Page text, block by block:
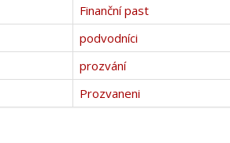
Finanční past
podvodníci
prozvání
Prozvaneni